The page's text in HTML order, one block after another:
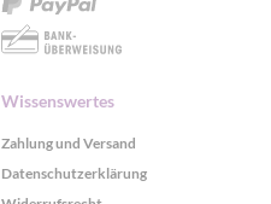
Wissenswertes
Zahlung und Versand
Datenschutzerklärung